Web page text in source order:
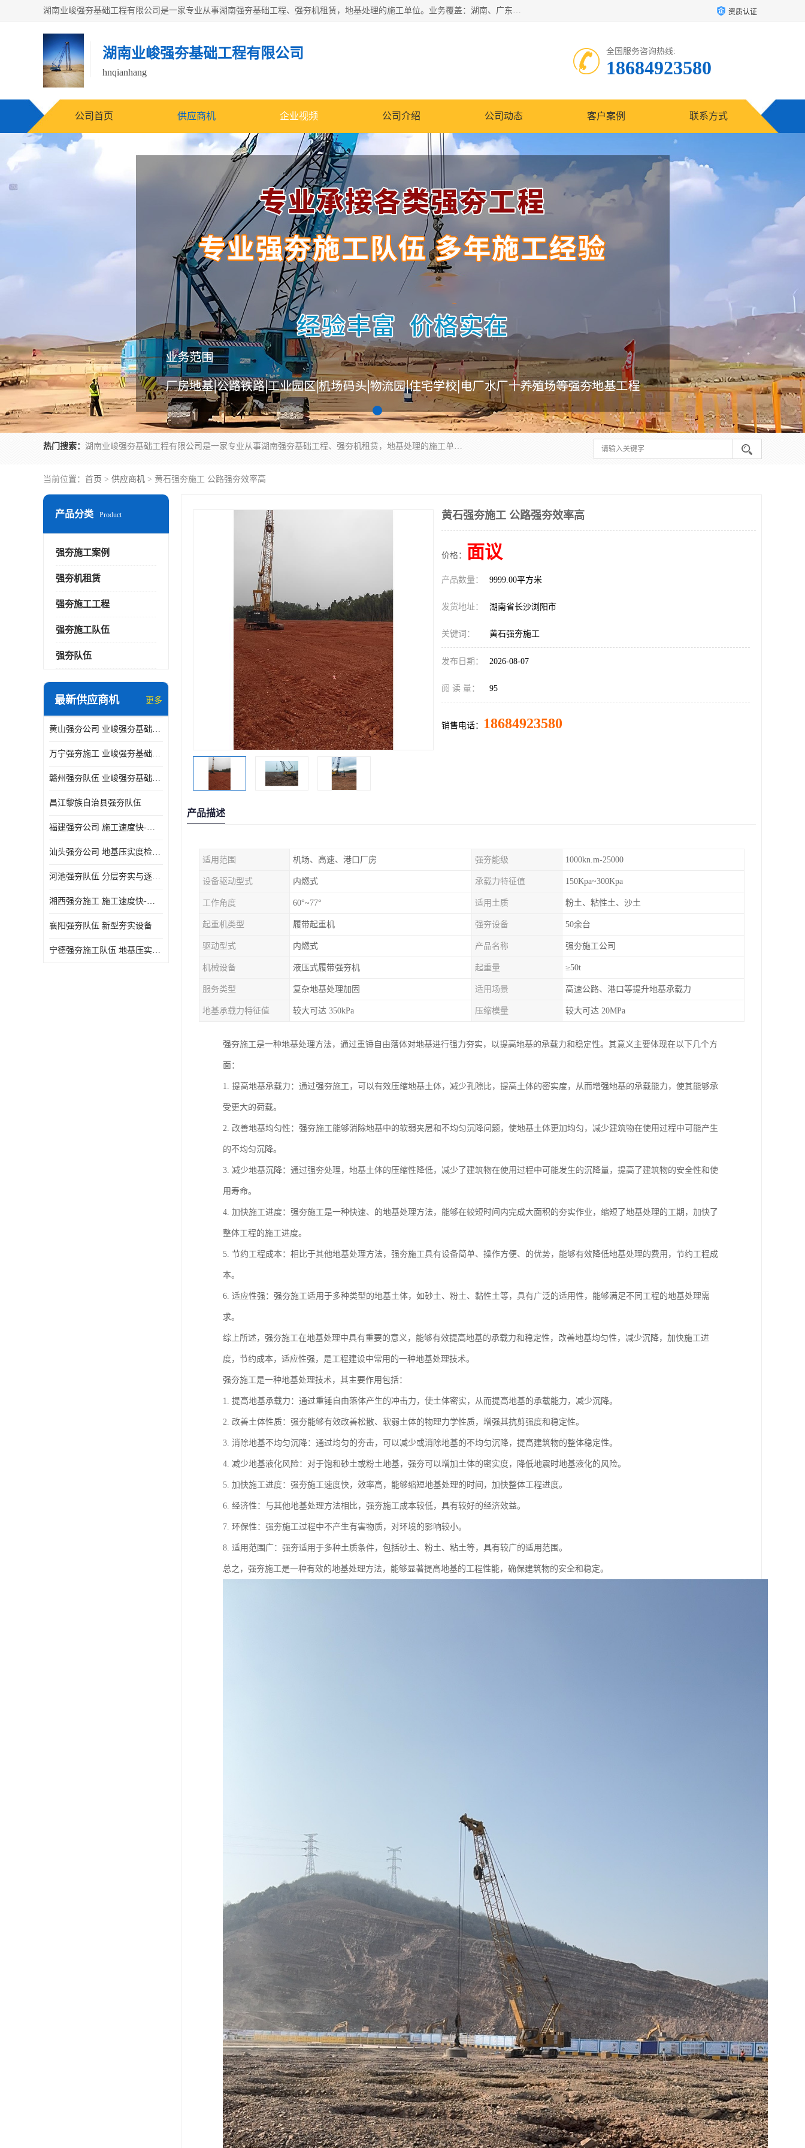
湖南业峻强夯基础工程有限公司是一家专业从事湖南强夯基础工程、强夯机租赁，地基处理的施工单位。业务覆盖：湖南、广东，江西等地。可承接1000KN.m-25000KN.m强夯（置换）工程。公司创始人是国内较早期从事强夯施工的建设者，经过多年的一步一个脚印的发展，在行业内具有较高的度和良好的口碑。 资质认证
湖南业峻强夯基础工程有限公司
hnqianhang
全国服务咨询热线:
18684923580
公司首页 供应商机 企业视频 公司介绍 公司动态 客户案例 联系方式
热门搜索： 湖南业峻强夯基础工程有限公司是一家专业从事湖南强夯基础工程、强夯机租赁，地基处理的施工单位。业务覆盖：湖南、广东，江西等地。可承接1000KN.m-25000KN.m强夯（置换）工程。公司创始人是国内较早期从事强夯施工的建设者，经过多年的一步一个脚印的发展，在行业内具有较高的度和良好的口碑。
当前位置： 首页 > 供应商机 > 黄石强夯施工 公路强夯效率高
产品分类 Product
强夯施工案例
强夯机租赁
强夯施工工程
强夯施工队伍
强夯队伍
最新供应商机 更多
黄山强夯公司 业峻强夯基础工程
万宁强夯施工 业峻强夯基础工程
赣州强夯队伍 业峻强夯基础工程
昌江黎族自治县强夯队伍
福建强夯公司 施工速度快-施耐用性强
汕头强夯公司 地基压实度检测方法与标准
河池强夯队伍 分层夯实与逐层检测技术
湘西强夯施工 施工速度快-施耐用性强
襄阳强夯队伍 新型夯实设备
宁德强夯施工队伍 地基压实度检测方法与标准
黄石强夯施工 公路强夯效率高
价格： 面议
产品数量： 9999.00平方米
发货地址： 湖南省长沙浏阳市
关键词： 黄石强夯施工
发布日期： 2026-08-07
阅 读 量： 95
销售电话： 18684923580
产品描述
适用范围 机场、高速、港口厂房 强夯能级 1000kn.m-25000
设备驱动型式 内燃式 承载力特征值 150Kpa~300Kpa
工作角度 60°~77° 适用土质 粉土、粘性土、沙土
起重机类型 履带起重机 强夯设备 50余台
驱动型式 内燃式 产品名称 强夯施工公司
机械设备 液压式履带强夯机 起重量 ≥50t
服务类型 复杂地基处理加固 适用场景 高速公路、港口等提升地基承载力
地基承载力特征值 较大可达 350kPa 压缩模量 较大可达 20MPa
强夯施工是一种地基处理方法，通过重锤自由落体对地基进行强力夯实，以提高地基的承载力和稳定性。其意义主要体现在以下几个方
面：
1. 提高地基承载力：通过强夯施工，可以有效压缩地基土体，减少孔隙比，提高土体的密实度，从而增强地基的承载能力，使其能够承
受更大的荷载。
2. 改善地基均匀性：强夯施工能够消除地基中的软弱夹层和不均匀沉降问题，使地基土体更加均匀，减少建筑物在使用过程中可能产生
的不均匀沉降。
3. 减少地基沉降：通过强夯处理，地基土体的压缩性降低，减少了建筑物在使用过程中可能发生的沉降量，提高了建筑物的安全性和使
用寿命。
4. 加快施工进度：强夯施工是一种快速、的地基处理方法，能够在较短时间内完成大面积的夯实作业，缩短了地基处理的工期，加快了
整体工程的施工进度。
5. 节约工程成本：相比于其他地基处理方法，强夯施工具有设备简单、操作方便、的优势，能够有效降低地基处理的费用，节约工程成
本。
6. 适应性强：强夯施工适用于多种类型的地基土体，如砂土、粉土、黏性土等，具有广泛的适用性，能够满足不同工程的地基处理需
求。
综上所述，强夯施工在地基处理中具有重要的意义，能够有效提高地基的承载力和稳定性，改善地基均匀性，减少沉降，加快施工进
度，节约成本，适应性强，是工程建设中常用的一种地基处理技术。
强夯施工是一种地基处理技术，其主要作用包括：
1. 提高地基承载力：通过重锤自由落体产生的冲击力，使土体密实，从而提高地基的承载能力，减少沉降。
2. 改善土体性质：强夯能够有效改善松散、软弱土体的物理力学性质，增强其抗剪强度和稳定性。
3. 消除地基不均匀沉降：通过均匀的夯击，可以减少或消除地基的不均匀沉降，提高建筑物的整体稳定性。
4. 减少地基液化风险：对于饱和砂土或粉土地基，强夯可以增加土体的密实度，降低地震时地基液化的风险。
5. 加快施工进度：强夯施工速度快，效率高，能够缩短地基处理的时间，加快整体工程进度。
6. 经济性：与其他地基处理方法相比，强夯施工成本较低，具有较好的经济效益。
7. 环保性：强夯施工过程中不产生有害物质，对环境的影响较小。
8. 适用范围广：强夯适用于多种土质条件，包括砂土、粉土、粘土等，具有较广的适用范围。
总之，强夯施工是一种有效的地基处理方法，能够显著提高地基的工程性能，确保建筑物的安全和稳定。